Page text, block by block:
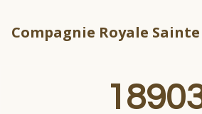
Compagnie Royale